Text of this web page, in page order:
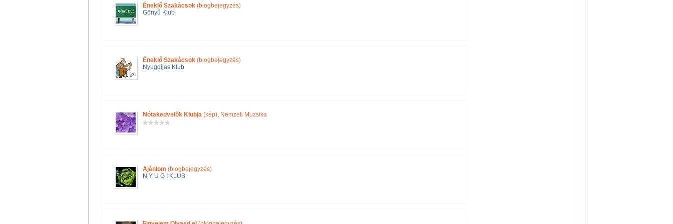
Éneklő Szakácsok(blogbejegyzés)
Gönyű Klub
Éneklő Szakácsok(blogbejegyzés)
Nyugdíjas Klub
Nótakedvelők Klubja(kép), Nemzeti Muzsika
Ajánlom (blogbejegyzés)
N Y U G I KLUB